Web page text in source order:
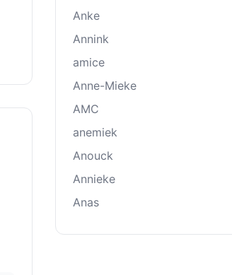
Anke
Annink
amice
Anne-Mieke
AMC
anemiek
Anouck
Annieke
Anas